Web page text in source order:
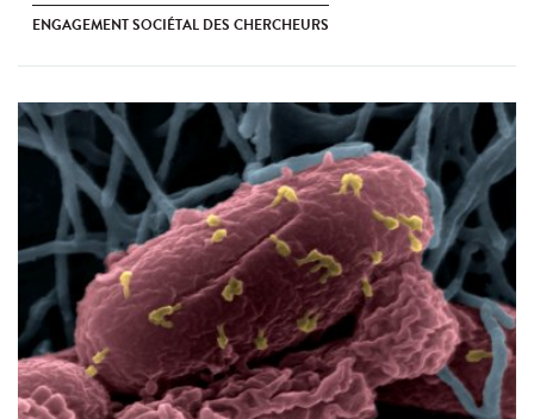
ENGAGEMENT SOCIÉTAL DES CHERCHEURS